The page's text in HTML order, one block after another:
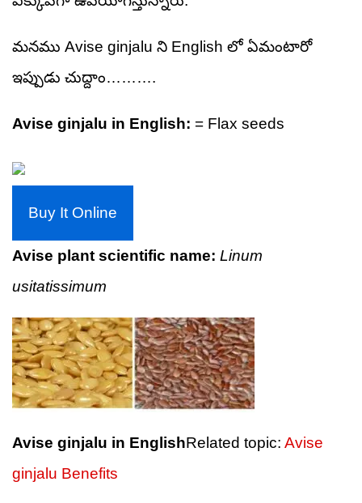
మనము Avise ginjalu ని English లోఏమంటారో
ఇప్పుడు చుద్దాం……….
Avise ginjalu in English: = Flax seeds
Buy It Online
Avise plant scientific name: Linum
usitatissimum
Avise ginjalu in EnglishRelated topic: Avise
ginjalu Benefits